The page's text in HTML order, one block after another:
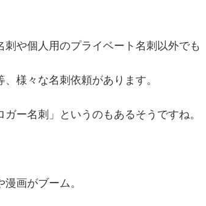
刺や個人用のプライベート名刺以外でも
様々な名刺依頼があります。
ー名刺」というのもあるそうですね。
画がブーム。